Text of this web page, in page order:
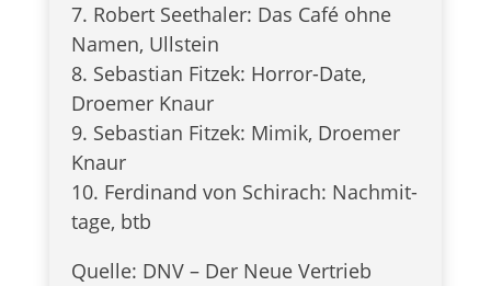
7. Robert See­tha­ler: Das Café ohne
Namen, Ull­stein
8. Sebas­tian Fit­zek: Hor­ror-Date,
Droe­mer Knaur
9. Sebas­tian Fit­zek: Mimik, Droe­mer
Knaur
10. Fer­di­nand von Schi­rach: Nach­mit­
tage, btb
Quelle: DNV – Der Neue Ver­trieb